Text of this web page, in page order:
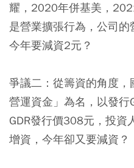
耀，2020年併基美，
是營業擴張行為，公司
今年要減資2元？
爭議二： 從籌資的角度
營運資金」為名，以發行
GDR發行價308元，投資
增資，今年卻又要減資？